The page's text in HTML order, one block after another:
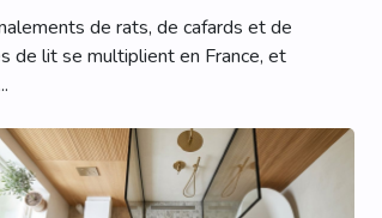
?
de rats, de cafards et de
de lit se multiplient en France, et